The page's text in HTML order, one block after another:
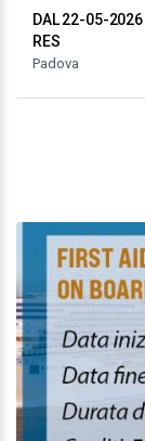
DAL 22-05-2026
RES
Padova